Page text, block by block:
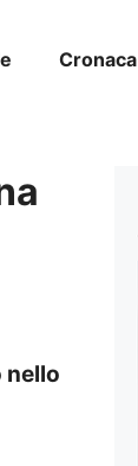
Cronaca
nello